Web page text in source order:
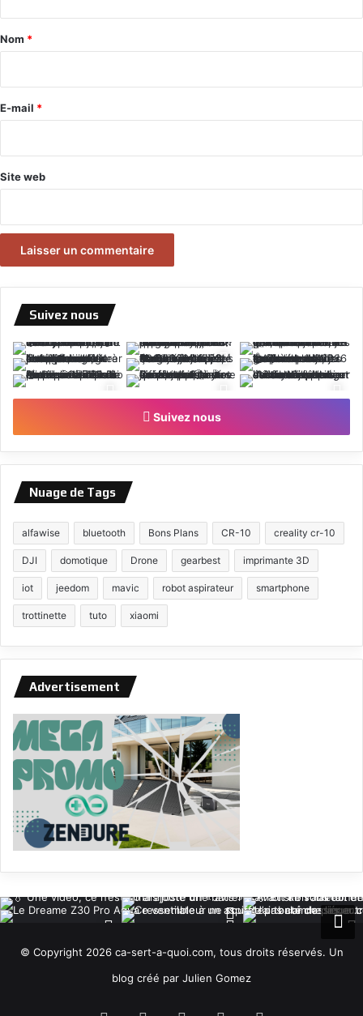
a
e
Nom *
E-mail *
Site web
Suivez nous
Suivez nous
Nuage de Tags
alfawise bluetooth Bons Plans CR-10 creality cr-10
DJI domotique Drone gearbest imprimante 3D
iot jeedom mavic robot aspirateur smartphone
trottinette tuto xiaomi
Advertisement
© Copyright 2026 ca-sert-a-quoi.com, tous droits réservés. Un
blog créé par Julien Gomez